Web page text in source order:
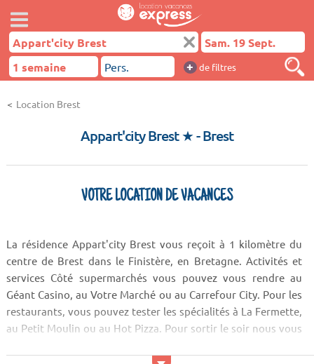
+ de filtres
Location Brest
Appart'city Brest ★- Brest
VOTRE LOCATION DE VACANCES
La résidence Appart'city Brest vous reçoit à 1 kilomètre du
centre de Brest dans le Finistère, en Bretagne. Activités et
services Côté supermarchés vous pouvez vous rendre au
Géant Casino, au Votre Marché ou au Carrefour City. Pour les
restaurants, vous pouvez tester les spécialités à La Fermette,
au Petit Moulin ou au Hot Pizza. Pour sortir le soir nous vous